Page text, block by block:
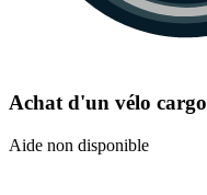
Achat d'un vélo cargo
Aide non disponible